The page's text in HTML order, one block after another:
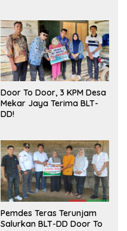
Door To Door, 3 KPM Desa
Mekar Jaya Terima BLT-
DD!
Pemdes Teras Terunjam
Salurkan BLT-DD Door To